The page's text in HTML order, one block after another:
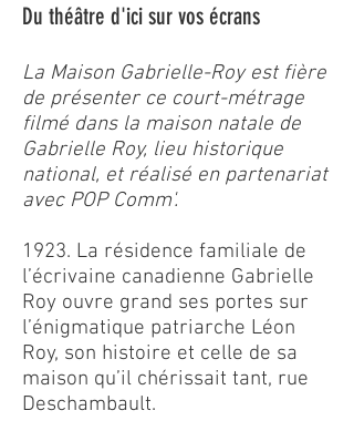
Du théâtre d'ici sur vos écrans
La Maison Gabrielle-Roy est fière
de présenter ce court-métrage
filmé dans la maison natale de
Gabrielle Roy, lieu historique
national, et réalisé en partenariat
avec POP Comm'.
1923. La résidence familiale de
l’écrivaine canadienne Gabrielle
Roy ouvre grand ses portes sur
l’énigmatique patriarche Léon
Roy, son histoire et celle de sa
maison qu’il chérissait tant, rue
Deschambault.